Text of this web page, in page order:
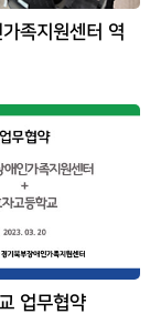
족지원센터 역
업무협약